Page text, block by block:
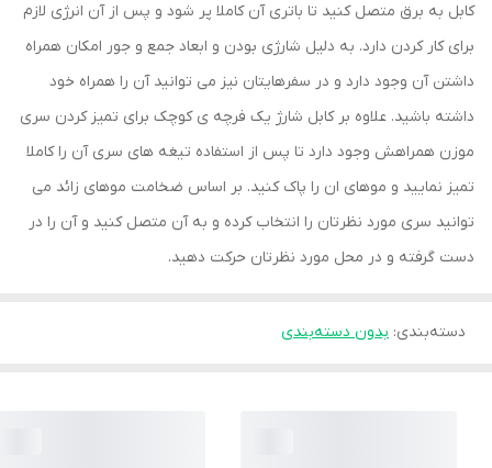
کابل به برق متصل کنید تا باتری آن کاملا پر شود و پس از آن انرژی لازم
برای کار کردن دارد. به دلیل شارژی بودن و ابعاد جمع و جور امکان همراه
داشتن آن وجود دارد و در سفرهایتان نیز می توانید آن را همراه خود
داشته باشید. علاوه بر کابل شارژ یک فرچه ی کوچک برای تمیز کردن سری
موزن همراهش وجود دارد تا پس از استفاده تیغه های سری آن را کاملا
تمیز نمایید و موهای ان را پاک کنید. بر اساس ضخامت موهای زائد می
توانید سری مورد نظرتان را انتخاب کرده و به آن متصل کنید و آن را در
دست گرفته و در محل مورد نظرتان حرکت دهید.
دسته‌بندی: بدون دسته‌بندی